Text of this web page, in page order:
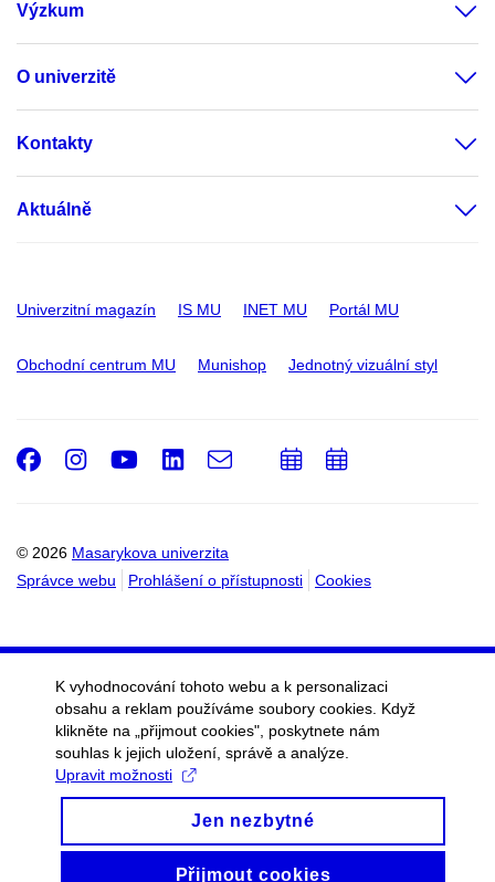
Výzkum
O univerzitě
Kontakty
Aktuálně
Univerzitní magazín IS MU INET MU Portál MU
Obchodní centrum MU Munishop Jednotný vizuální styl
© 2026 Masarykova univerzita
Správce webu
Prohlášení o přístupnosti Cookies
Facebook
Instagram
Youtube
LinkedIn
e-
PřidatPřidat
K vyhodnocování tohoto webu a k personalizaci
obsahu a reklam používáme soubory cookies. Když
klikněte na „přijmout cookies", poskytnete nám
souhlas k jejich uložení, správě a analýze.
Upravit možnosti
Jen nezbytné
Přijmout cookies